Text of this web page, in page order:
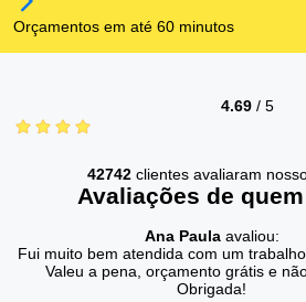
Orçamentos em até 60 minutos
4.69 / 5
42742 clientes avaliaram
Avaliações de
Ana Paulaavaliou:
Fui muito bem atendida com um
Valeu a pena, orçamento grátis e
Obrigada!